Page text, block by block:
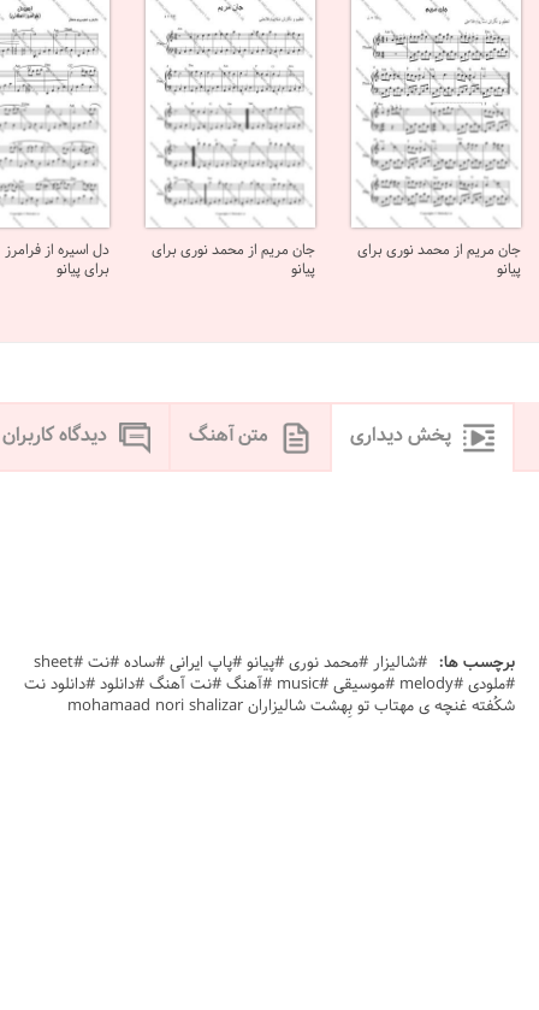
جان مریم از محمد نوری برای
پیانو
جان مریم از محمد نوری برای
پیانو
دل اسیره از
برای پیانو
پخش دیداری متن آهنگ دیدگاه کاربران
برچسب ها:
#شالیزار #محمد نوری #پیانو #پاپ ایرانی #ساده #نت #sheet
#ملودی #melody #موسیقی #music #آهنگ #نت آهنگ #دانلود #دانلود نت
شکُفته غنچه ی مهتاب تو بِهشت شالیزاران mohamaad nori shalizar